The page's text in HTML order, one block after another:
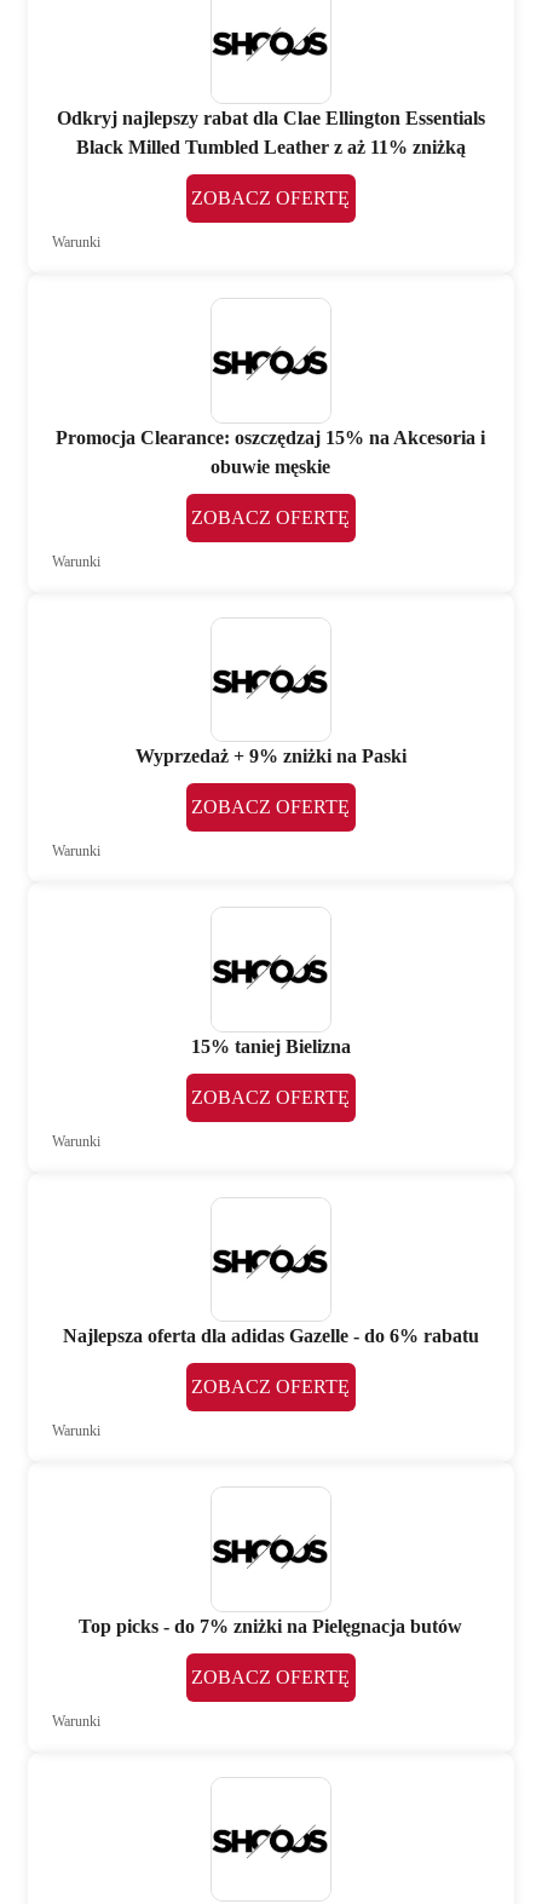
Odkryj najlepszy rabat dla Clae Ellington Essentials
Black Milled Tumbled Leather z aż 11% zniżką
ZOBACZ OFERTĘ
Warunki
Promocja Clearance: oszczędzaj 15% na Akcesoria i
obuwie męskie
ZOBACZ OFERTĘ
Warunki
Wyprzedaż + 9% zniżki na Paski
ZOBACZ OFERTĘ
Warunki
15% taniej Bielizna
ZOBACZ OFERTĘ
Warunki
Najlepsza oferta dla adidas Gazelle - do 6% rabatu
ZOBACZ OFERTĘ
Warunki
Top picks - do 7% zniżki na Pielęgnacja butów
ZOBACZ OFERTĘ
Warunki